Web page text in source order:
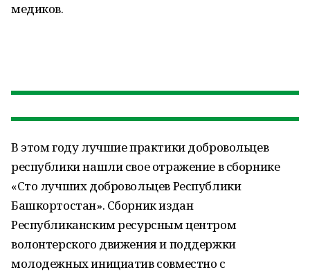
медиков.
В этом году лучшие практики добровольцев
республики нашли свое отражение в сборнике
«Сто лучших добровольцев Республики
Башкортостан». Сборник издан
Республиканским ресурсным центром
волонтерского движения и поддержки
молодежных инициатив совместно с